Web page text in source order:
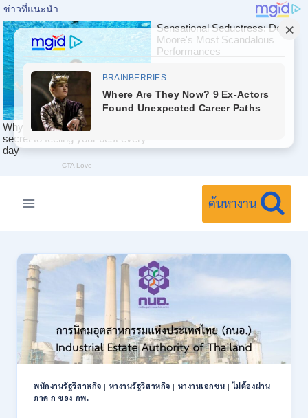
ค้นหางาน
พนักงานรัฐวิสาหกิจ | หางานรัฐวิสาหกิจ | หางานเอกชน |ไม่ต้องผ่าน
ภาค ก ของ กพ.